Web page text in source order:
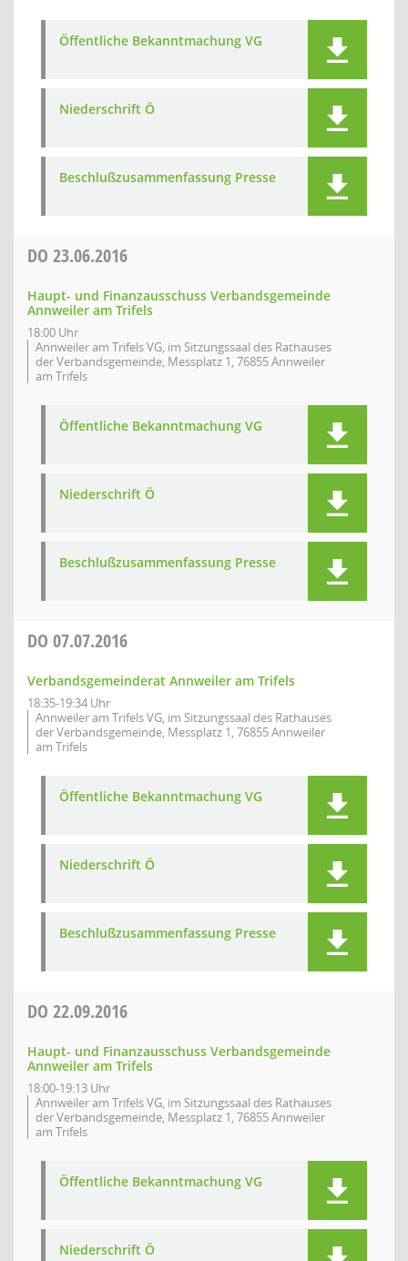
Öffentliche Bekanntmachung VG
Niederschrift Ö
Beschlußzusammenfassung Presse
DO 23.06.2016
Haupt- und Finanzausschuss Verbandsgemeinde
Annweiler am Trifels
18:00 Uhr
Annweiler am Trifels VG, im Sitzungssaal des Rathauses
der Verbandsgemeinde, Messplatz 1, 76855 Annweiler
am Trifels
Öffentliche Bekanntmachung VG
Niederschrift Ö
Beschlußzusammenfassung Presse
DO 07.07.2016
Verbandsgemeinderat Annweiler am Trifels
18:35-19:34 Uhr
Annweiler am Trifels VG, im Sitzungssaal des Rathauses
der Verbandsgemeinde, Messplatz 1, 76855 Annweiler
am Trifels
Öffentliche Bekanntmachung VG
Niederschrift Ö
Beschlußzusammenfassung Presse
DO 22.09.2016
Haupt- und Finanzausschuss Verbandsgemeinde
Annweiler am Trifels
18:00-19:13 Uhr
Annweiler am Trifels VG, im Sitzungssaal des Rathauses
der Verbandsgemeinde, Messplatz 1, 76855 Annweiler
am Trifels
Öffentliche Bekanntmachung VG
Niederschrift Ö